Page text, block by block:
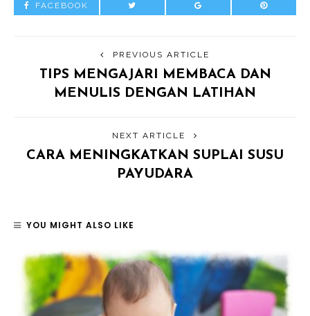
FACEBOOK
PREVIOUS ARTICLE
TIPS MENGAJARI MEMBACA DAN
MENULIS DENGAN LATIHAN
NEXT ARTICLE
CARA MENINGKATKAN SUPLAI SUSU
PAYUDARA
YOU MIGHT ALSO LIKE